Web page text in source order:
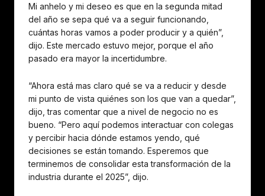
Mi anhelo y mi deseo es que en la segunda mitad
del año se sepa qué va a seguir funcionando,
cuántas horas vamos a poder producir y a quién”,
dijo. Este mercado estuvo mejor, porque el año
pasado era mayor la incertidumbre.
“Ahora está mas claro qué se va a reducir y desde
mi punto de vista quiénes son los que van a quedar”,
dijo, tras comentar que a nivel de negocio no es
bueno. “Pero aquí podemos interactuar con colegas
y percibir hacia dónde estamos yendo, qué
decisiones se están tomando. Esperemos que
terminemos de consolidar esta transformación de la
industria durante el 2025”, dijo.